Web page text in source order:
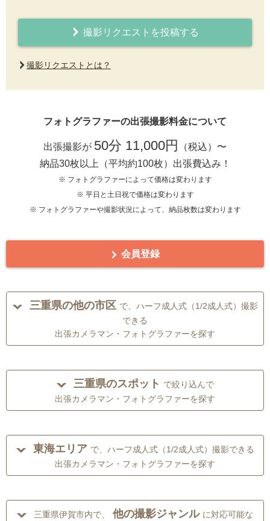
撮影リクエストを投稿する
撮影リクエストとは？
フォトグラファーの出張撮影料金について
出張撮影が 50分 11,000円
（税込）〜
納品30枚以上（平均約100枚）出張費込み！
※ フォトグラファーによって価格は変わります
※ 平日と土日祝で価格は変わります
※ フォトグラファーや撮影状況によって、納品枚数は変わります
会員登録
三重県の他の市区 で、ハーフ成人式（1/2成人式）撮影
できる
出張カメラマン・フォトグラファーを探す
三重県のスポット で絞り込んで
出張カメラマン・フォトグラファーを探す
東海エリア で、ハーフ成人式（1/2成人式）撮影できる
出張カメラマン・フォトグラファーを探す
三重県伊賀市内で、 他の撮影ジャンル に対応可能な